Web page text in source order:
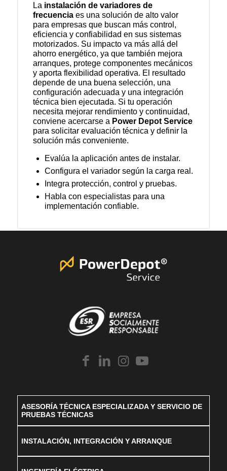
La instalación de variadores de
frecuenciaes una solución de alto valor
para empresas que buscan más control,
eficiencia y confiabilidad en sus sistemas
motorizados. Su impacto va más allá del
ahorro energético, ya que también mejora
arranques, protege componentes mecánicos
y aporta flexibilidad operativa. El resultado
depende de una buena selección, una
configuración adecuada y una integración
técnica bien ejecutada. Si tu operación
necesita mejorar rendimiento y continuidad,
conviene acercarse a Power Depot Service
para solicitar evaluación técnica y definir la
solución más conveniente.
Evalúa la aplicación antes de instalar.
Configura el variador según la carga real.
Integra protección, control y pruebas.
Habla con especialistas para una
implementación confiable.
ASESORÍA TÉCNICA ESPECIALIZADA Y SERVICIO DE
PRUEBAS TÉCNICAS
INSTALACIÓN, INTEGRACIÓN Y ARRANQUE